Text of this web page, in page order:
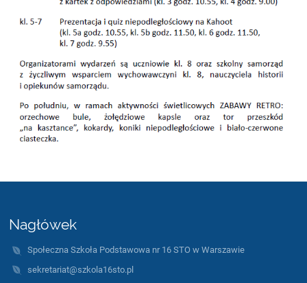
Nagłówek
Społeczna Szkoła Podstawowa nr 16 STO w Warszawie
sekretariat@szkola16sto.pl